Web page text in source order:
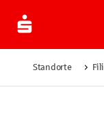
Standorte